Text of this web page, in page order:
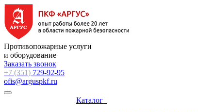
Противопожарные услуги
и оборудование
Заказать звонок
+7 (351) 729-92-95
ofis@arguspkf.ru
Каталог